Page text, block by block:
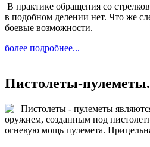
В практике обращения со
в подобном делении нет. Что же
боевые возможности.
более подробнее...
Пистолеты-
Пистолеты - пулеметы
оружием, созданным под
огневую мощь пулемета.